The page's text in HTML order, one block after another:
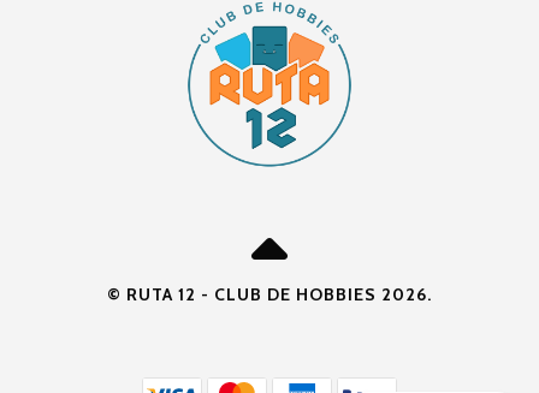
© RUTA 12 - CLUB DE HOBBIES 2026.